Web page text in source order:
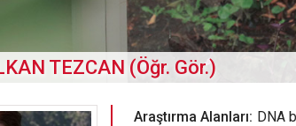
TEZCAN (Öğr. Gör.)
Araştırma Alanları: DNA